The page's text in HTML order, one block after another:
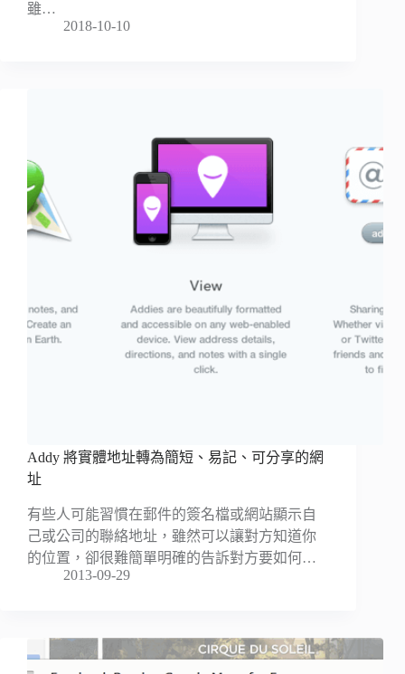
雖…
2018-10-10
Addy 將實體地址轉為簡短、易記、可分享的網
址
有些人可能習慣在郵件的簽名檔或網站顯示自
己或公司的聯絡地址，雖然可以讓對方知道你
的位置，卻很難簡單明確的告訴對方要如何…
2013-09-29